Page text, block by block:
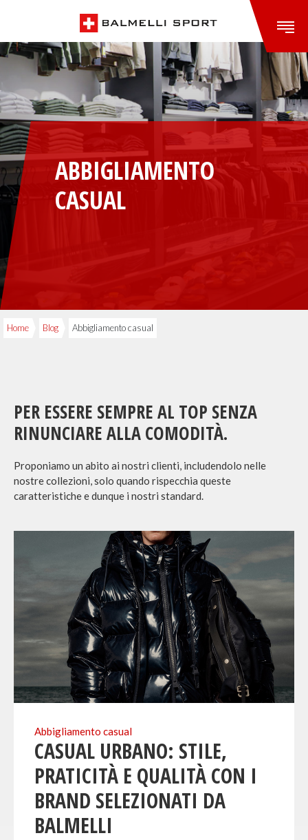
ABBIGLIAMENTO
CASUAL
Home Blog Abbigliamento casual
PER ESSERE SEMPRE AL TOP SENZA
RINUNCIARE ALLA COMODITÀ.
Proponiamo un abito ai nostri clienti, includendolo nelle
nostre collezioni, solo quando rispecchia queste
caratteristiche e dunque i nostri standard.
Abbigliamento casual
CASUAL URBANO: STILE,
PRATICITÀ E QUALITÀ CON I
BRAND SELEZIONATI DA
BALMELLI